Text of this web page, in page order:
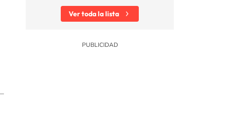
Ver toda la lista